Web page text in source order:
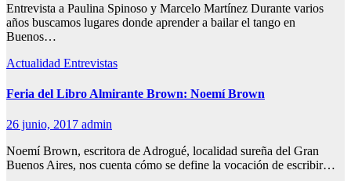
Entrevista a Paulina Spinoso y Marcelo Martínez Durante varios
años buscamos lugares donde aprender a bailar el tango en
Buenos…
Actualidad Entrevistas
Feria del Libro Almirante Brown: Noemí Brown
26 junio, 2017 admin
Noemí Brown, escritora de Adrogué, localidad sureña del Gran
Buenos Aires, nos cuenta cómo se define la vocación de escribir…